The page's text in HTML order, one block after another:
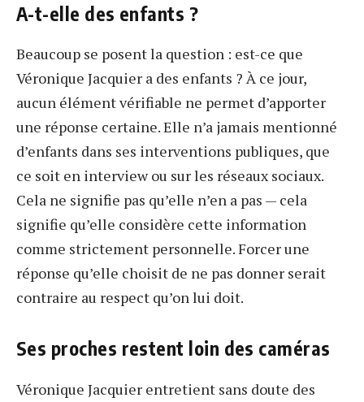
A-t-elle des enfants ?
Beaucoup se posent la question : est-ce que
Véronique Jacquier a des enfants ? À ce jour,
aucun élément vérifiable ne permet d’apporter
une réponse certaine. Elle n’a jamais mentionné
d’enfants dans ses interventions publiques, que
ce soit en interview ou sur les réseaux sociaux.
Cela ne signifie pas qu’elle n’en a pas — cela
signifie qu’elle considère cette information
comme strictement personnelle. Forcer une
réponse qu’elle choisit de ne pas donner serait
contraire au respect qu’on lui doit.
Ses proches restent loin des caméras
Véronique Jacquier entretient sans doute des